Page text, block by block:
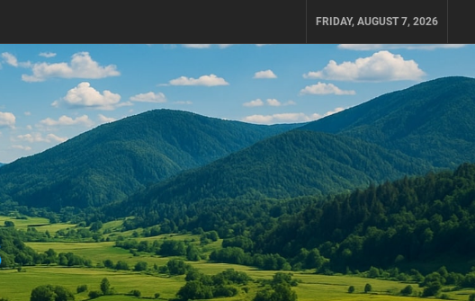
FRIDAY, AUGUST 7, 2026